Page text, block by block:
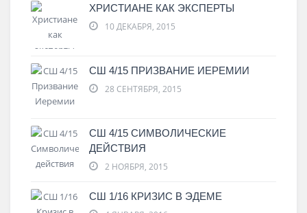
ХРИСТИАНЕ КАК ЭКСПЕРТЫ
10 ДЕКАБРЯ, 2015
СШ 4/15 ПРИЗВАНИЕ ИЕРЕМИИ
28 СЕНТЯБРЯ, 2015
СШ 4/15 СИМВОЛИЧЕСКИЕ
ДЕЙСТВИЯ
2 НОЯБРЯ, 2015
СШ 1/16 КРИЗИС В ЭДЕМЕ